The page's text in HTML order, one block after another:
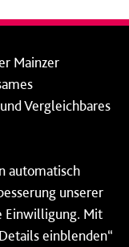
sowie an
werden Ihre
Callcenter des
Mainzer
Vergleichbares
automatisch
unserer
Einwilligung. Mit
einblenden“